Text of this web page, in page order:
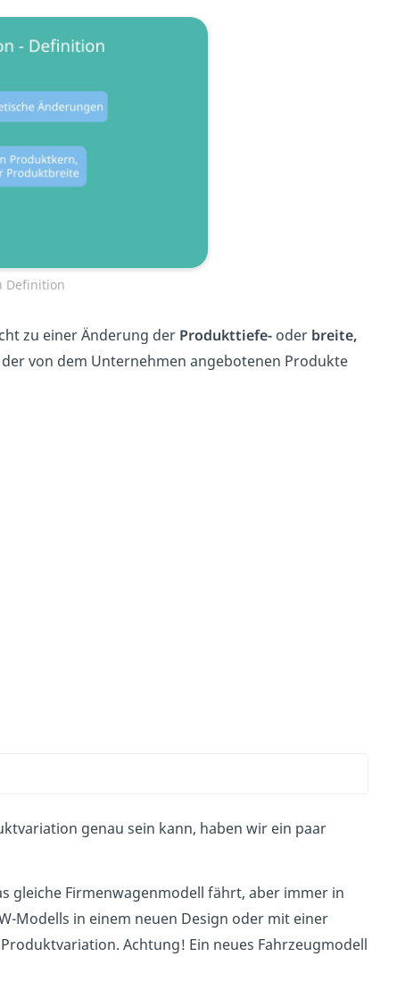
Definition
zu einer Änderung der Produkttiefe-oder breite,
von dem Unternehmen angebotenen Produkte
genau sein kann, haben wir ein paar
gleiche Firmenwagenmodell fährt, aber immer in
Modells in einem neuen Design oder mit einer
Achtung! Ein neues Fahrzeugmodell